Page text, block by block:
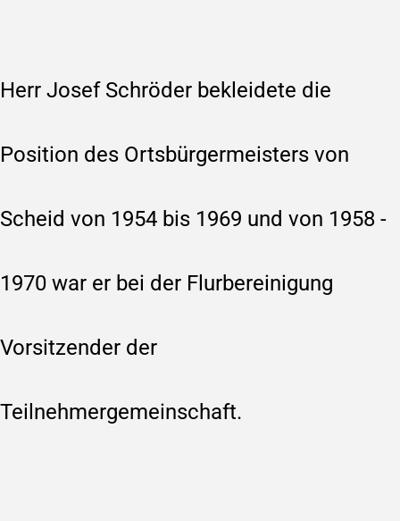
WAPPEN
Herr Josef Schröder bekleidete die
Position des Ortsbürgermeisters von
Scheid von 1954 bis 1969 und von 1958 -
1970 war er bei der Flurbereinigung
Vorsitzender der
Teilnehmergemeinschaft.